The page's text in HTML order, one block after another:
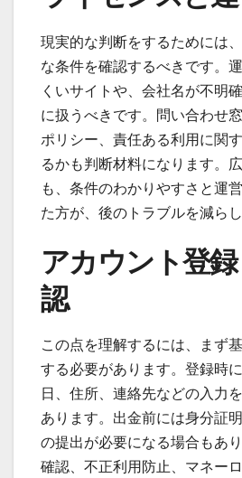
現実的な判断をするためには
な条件を確認するべきです。
くいサイトや、会社名が不明
に扱うべきです。問い合わせ
ポリシー、責任ある利用に関
るかも判断材料になります。
も、条件のわかりやすさと運
た方が、後のトラブルを減ら
アカウント登
認
この点を理解するには、まず
する必要があります。登録時
日、住所、連絡先などの入力
あります。出金前には身分証
の提出が必要になる場合もあ
確認、不正利用防止、マネー